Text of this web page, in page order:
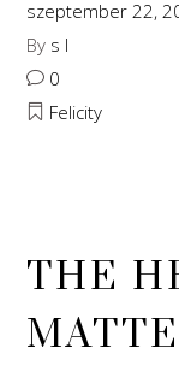
szeptember 22,
By s l
0
Felicity
THE